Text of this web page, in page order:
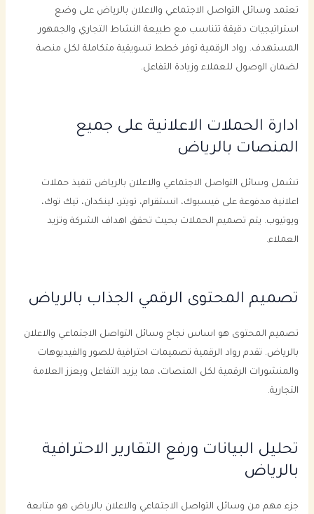
تعتمد وسائل التواصل الاجتماعي والاعلان بالرياض على وضع
استراتيجيات دقيقة تتناسب مع طبيعة النشاط التجاري والجمهور
المستهدف. رواد الرقمية توفر خطط تسويقية متكاملة لكل منصة
لضمان الوصول للعملاء وزيادة التفاعل.
ادارة الحملات الاعلانية على جميع
المنصات بالرياض
تشمل وسائل التواصل الاجتماعي والاعلان بالرياض تنفيذ حملات
اعلانية مدفوعة على فيسبوك، انستقرام، تويتر، لينكدان، تيك توك،
ويوتيوب. يتم تصميم الحملات بحيث تحقق اهداف الشركة وتزيد
العملاء.
تصميم المحتوى الرقمي الجذاب بالرياض
تصميم المحتوى هو اساس نجاح وسائل التواصل الاجتماعي والاعلان
بالرياض. تقدم رواد الرقمية تصميمات احترافية للصور والفيديوهات
والمنشورات الرقمية لكل المنصات، مما يزيد التفاعل ويعزز العلامة
التجارية.
تحليل البيانات ورفع التقارير الاحترافية
بالرياض
جزء مهم من وسائل التواصل الاجتماعي والاعلان بالرياض هو متابعة